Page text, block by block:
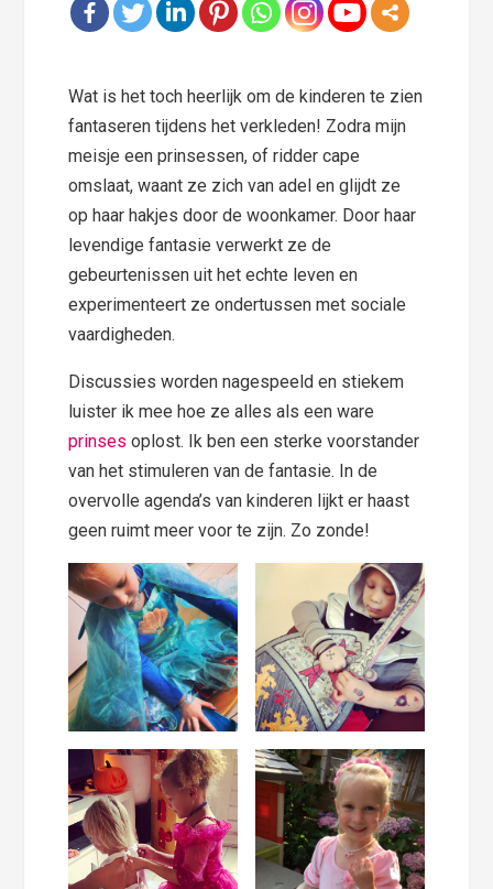
Wat is het toch heerlijk om de kinderen te zien
fantaseren tijdens het verkleden! Zodra mijn
meisje een prinsessen, of ridder cape
omslaat, waant ze zich van adel en glijdt ze
op haar hakjes door de woonkamer. Door haar
levendige fantasie verwerkt ze de
gebeurtenissen uit het echte leven en
experimenteert ze ondertussen met sociale
vaardigheden.
Discussies worden nagespeeld en stiekem
luister ik mee hoe ze alles als een ware
prinses oplost. Ik ben een sterke voorstander
van het stimuleren van de fantasie. In de
overvolle agenda’s van kinderen lijkt er haast
geen ruimt meer voor te zijn. Zo zonde!